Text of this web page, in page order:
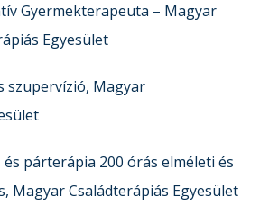
Gyermekterapeuta – Magyar
Egyesület
Magyar
párterápia 200 órás elméleti és
Magyar Családterápiás Egyesület